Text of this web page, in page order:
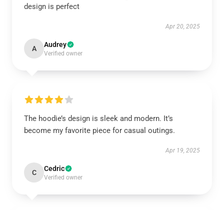
design is perfect
Apr 20, 2025
A Audrey
Verified owner
The hoodie’s design is sleek and modern. It’s
become my favorite piece for casual outings.
Apr 19, 2025
C Cedric
Verified owner